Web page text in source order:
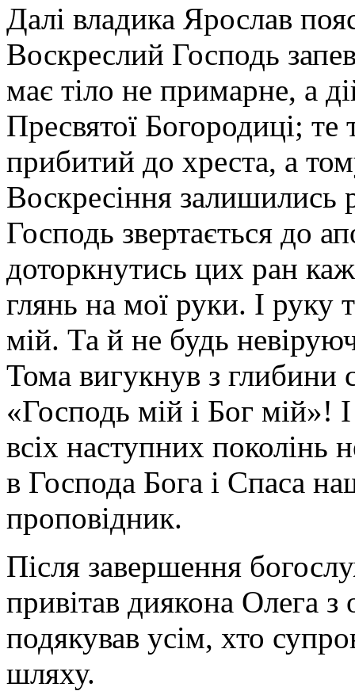
Далі владика Ярослав
Воскреслий Господь
має тіло не примарне, а
Пресвятої Богородиці; те
прибитий до хреста, а
Воскресіння
Господь звертається до
доторкнутись цих ран
глянь на мої руки. І руку
мій. Та й не будь
Тома вигукнув з глибини
«Господь мій і Бог мій»!
всіх наступних поколінь
в Господа Бога і Спаса
проповідник.
Після завершення
привітав диякона Олега
подякував усім, хто
шляху.